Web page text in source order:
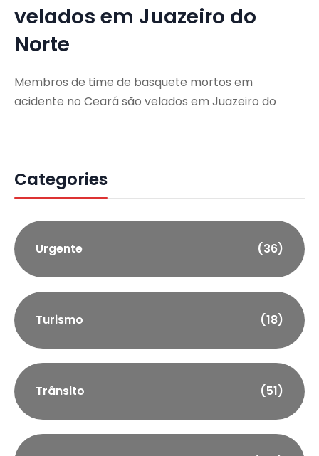
velados em Juazeiro do
Norte
Membros de time de basquete mortos em
acidente no Ceará são velados em Juazeiro do
Categories
Urgente (36)
Turismo (18)
Trânsito (51)